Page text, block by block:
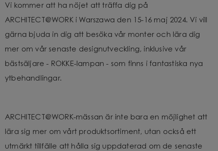
Vi kommer att ha nöjet att träffa dig på
ARCHITECT@WORK i Warszawa den 15-16 maj 2024. Vi vill
gärna bjuda in dig att besöka vår monter och lära dig
mer om vår senaste designutveckling, inklusive vår
bästsäljare - ROKKE-lampan - som finns i fantastiska nya
ytbehandlingar.
ARCHITECT@WORK-mässan är inte bara en möjlighet att
lära sig mer om vårt produktsortiment, utan också ett
utmärkt tillfälle att hålla sig uppdaterad om de senaste